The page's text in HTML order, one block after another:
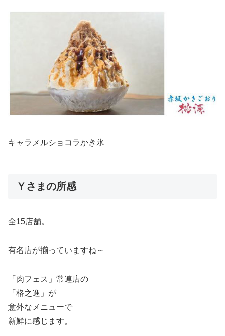
キャラメルショコラかき氷
Ｙさまの所感
全15店舗。
有名店が揃っていますね～
「肉フェス」常連店の
「格之進」が
意外なメニューで
新鮮に感じます。